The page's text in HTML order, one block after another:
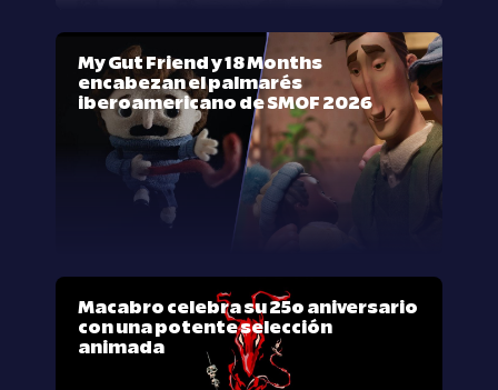
My Gut Friend y 18 Months
encabezan el palmarés
iberoamericano de SMOF 2026
Macabro celebra su 25º aniversario
con una potente selección
animada